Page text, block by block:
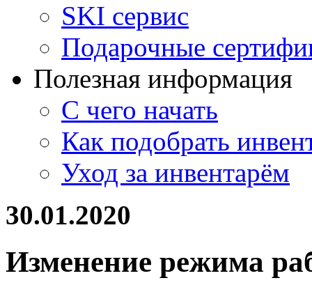
SKI сервис
Подарочные
Полезная информация
С чего начать
Как подобрать
Уход за инвентарём
30.01.2020
Изменение режима